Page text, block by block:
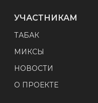
УЧАСТНИКАМ
ТАБАК
МИКСЫ
НОВОСТИ
О ПРОЕКТЕ